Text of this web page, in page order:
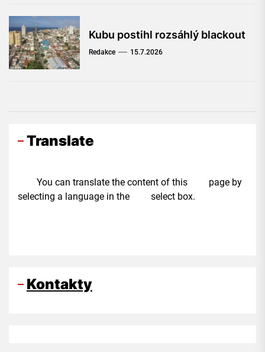
Kubu postihl rozsáhlý blackout
Redakce 15.7.2026
Translate
You can translate the content of this page by
selecting a language in the select box.
Kontakty